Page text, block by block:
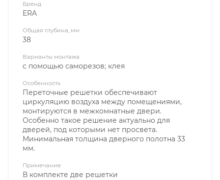
Бренд
ERA
Общая глубина, мм
38
Варианты монтажа
с помощью саморезов; клея
Особенность
Переточные решетки обеспечивают
циркуляцию воздуха между помещениями,
монтируются в межкомнатные двери.
Особенно такое решение актуально для
дверей, под которыми нет просвета.
Минимальная толщина дверного полотна 33
мм.
Примечание
В комплекте две решетки